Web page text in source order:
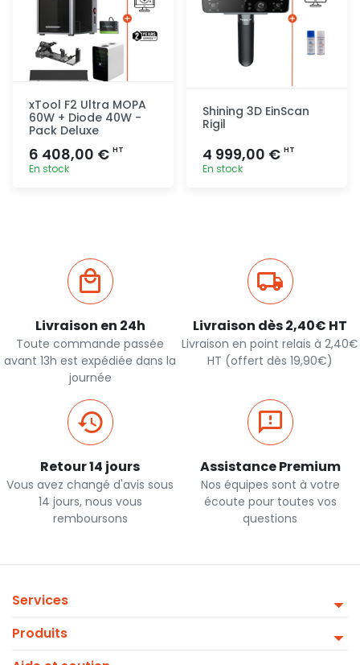
xTool F2 Ultra MOPA
60W + Diode 40W -
Pack Deluxe
6 408,00 € HT
En stock
Shining 3D EinScan
Rigil
4 999,00 € HT
En stock
Livraison en 24h
Toute commande passée
avant 13h est expédiée dans la
journée
Livraison dès 2,40€ HT
Livraison en point relais à 2,40€
HT (offert dès 19,90€)
Retour 14 jours
Vous avez changé d'avis sous
14 jours, nous vous
remboursons
Assistance Premium
Nos équipes sont à votre
écoute pour toutes vos
questions
Services
Produits